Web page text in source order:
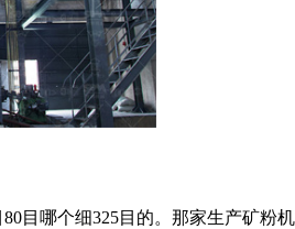
目哪个细325目的。那家生产矿